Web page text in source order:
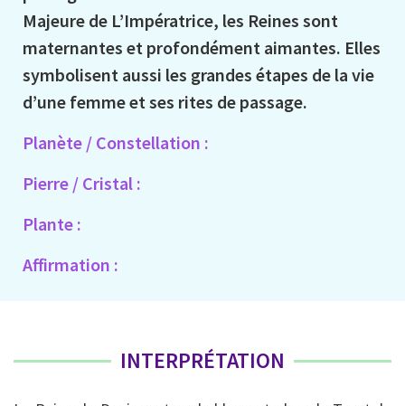
Majeure de L’Impératrice, les Reines sont
maternantes et profondément aimantes. Elles
symbolisent aussi les grandes étapes de la vie
d’une femme et ses rites de passage.
Planète / Constellation :
Pierre / Cristal :
Plante :
Affirmation :
INTERPRÉTATION